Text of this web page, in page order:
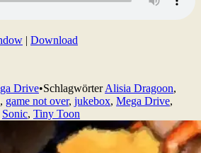
| Download
Drive•SchlagwörterAlisia Dragoon,
, game not over, jukebox, Mega Drive,
Sonic, Tiny Toon